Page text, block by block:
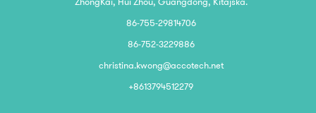
86-755-29814706
86-752-3229886
christina.kwong@accotech.net
+8613794512279